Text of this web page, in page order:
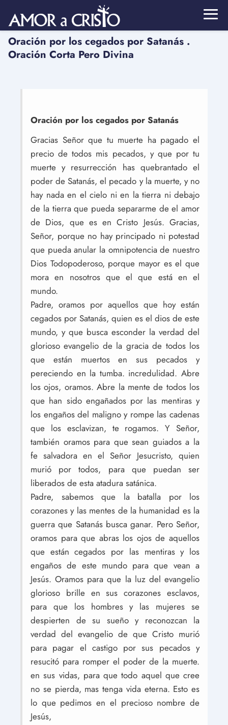
Oración por los cegados por Satanás .
Oración Corta Pero Divina
Oración por los cegados por Satanás
Gracias Señor que tu muerte ha pagado el
precio de todos mis pecados, y que por tu
muerte y resurrección has quebrantado el
poder de Satanás, el pecado y la muerte, y no
hay nada en el cielo ni en la tierra ni debajo
de la tierra que pueda separarme de el amor
de Dios, que es en Cristo Jesús. Gracias,
Señor, porque no hay principado ni potestad
que pueda anular la omnipotencia de nuestro
Dios Todopoderoso, porque mayor es el que
mora en nosotros que el que está en el
mundo.
Padre, oramos por aquellos que hoy están
cegados por Satanás, quien es el dios de este
mundo, y que busca esconder la verdad del
glorioso evangelio de la gracia de todos los
que están muertos en sus pecados y
pereciendo en la tumba. incredulidad. Abre
los ojos, oramos. Abre la mente de todos los
que han sido engañados por las mentiras y
los engaños del maligno y rompe las cadenas
que los esclavizan, te rogamos. Y Señor,
también oramos para que sean guiados a la
fe salvadora en el Señor Jesucristo, quien
murió por todos, para que puedan ser
liberados de esta atadura satánica.
Padre, sabemos que la batalla por los
corazones y las mentes de la humanidad es la
guerra que Satanás busca ganar. Pero Señor,
oramos para que abras los ojos de aquellos
que están cegados por las mentiras y los
engaños de este mundo para que vean a
Jesús. Oramos para que la luz del evangelio
glorioso brille en sus corazones esclavos,
para que los hombres y las mujeres se
despierten de su sueño y reconozcan la
verdad del evangelio de que Cristo murió
para pagar el castigo por sus pecados y
resucitó para romper el poder de la muerte.
en sus vidas, para que todo aquel que cree
no se pierda, mas tenga vida eterna. Esto es
lo que pedimos en el precioso nombre de
Jesús,